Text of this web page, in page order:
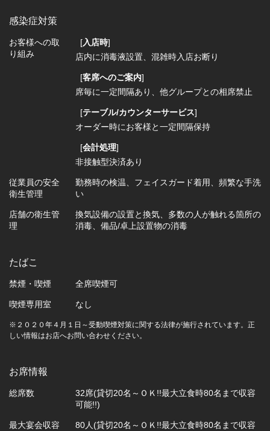
感染症対策
お客様への取
り組み
[入店時]
店内に消毒液設置
混雑時入店お断り
[客席へのご案内]
席毎に一定間隔あり
他グループとの相席禁止
[テーブル/カウンターサービス]
オーダー時にお客様と一定間隔保持
[会計処理]
非接触型決済あり
従業員の安全
衛生管理
勤務時の検温 フェイスガード着用
頻繁な手洗
い
店舗の衛生管
理
換気設備の設置と換気
多数の人が触れる箇所の
消毒
備品/卓上設置物の消毒
たばこ
禁煙・喫煙 全席喫煙可
喫煙専用室 なし
※２０２０年４月１日～受動喫煙対策に関する法律が施行されています。正
しい情報はお店へお問い合わせください。
お席情報
総席数
32席(貸切20名～ＯＫ!!最大立食時80名まで収容
可能!!)
最大宴会収容
80人(貸切20名～ＯＫ!!最大立食時80名まで収容